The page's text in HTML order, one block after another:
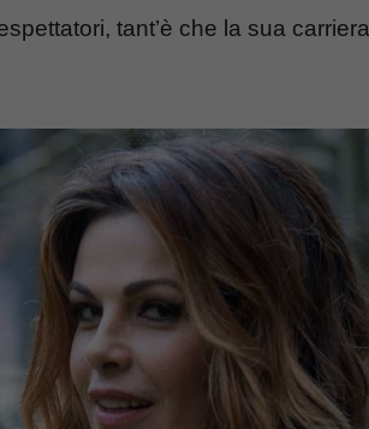
tant’è che la sua